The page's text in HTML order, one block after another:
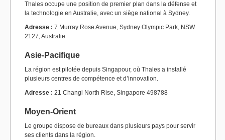
Thales occupe une position de premier plan dans la défense et
la technologie en Australie, avec un siège national à Sydney.
Adresse : 7 Murray Rose Avenue, Sydney Olympic Park, NSW
2127, Australie
Asie-Pacifique
La région est pilotée depuis Singapour, où Thales a installé
plusieurs centres de compétence et d’innovation.
Adresse : 21 Changi North Rise, Singapore 498788
Moyen-Orient
Le groupe dispose de bureaux dans plusieurs pays pour servir
ses clients dans la région.